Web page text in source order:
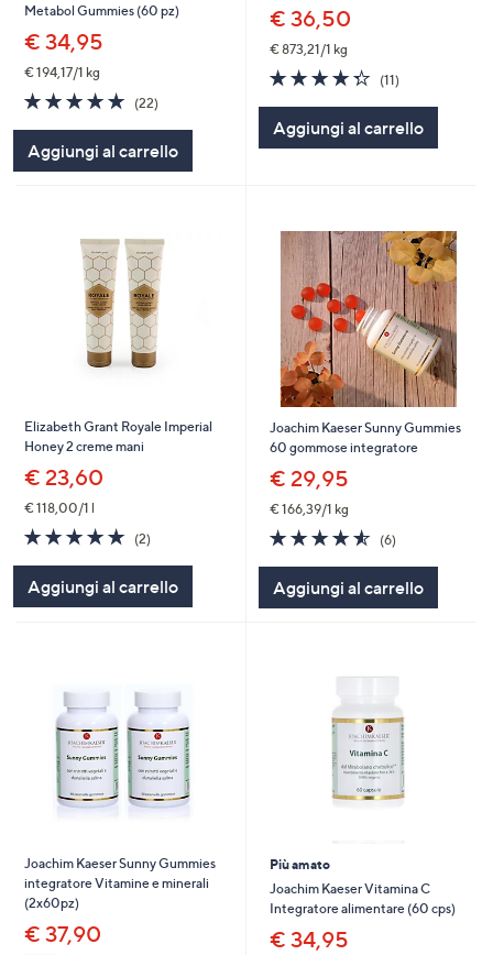
Metabol Gummies (60 pz)
€ 34,95
€ 194,17/1 kg
4.7
of
Stars
(22)
Aggiungi al carrello
€ 36,50
€ 873,21/1 kg
4.3
of
Stars
(11)
Aggiungi al carrello
Elizabeth Grant Royale Imperial
Honey 2 creme mani
€ 23,60
€ 118,00/1 l
5.0
of
Stars
(2)2
Aggiungi al carrello
Joachim Kaeser Sunny Gummies
60 gommose integratore
€ 29,95
€ 166,39/1 kg
4.5
of
Stars
(6)
Aggiungi al carrello
Joachim Kaeser Sunny Gummies
integratore Vitamine e minerali
(2x60pz)
€ 37,90
Più amato
Joachim Kaeser Vitamina C
Integratore alimentare (60 cps)
€ 34,95